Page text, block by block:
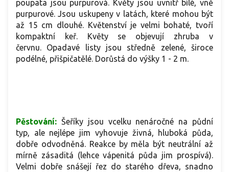
poupata jsou purpurová. Květy jsou uvnitř bílé, vně
purpurové. Jsou uskupeny v latách, které mohou být
až 15 cm dlouhé. Květenství je velmi bohaté, tvoří
kompaktní keř. Květy se objevují zhruba v
červnu. Opadavé listy jsou středně zelené, široce
podélné, přišpičatělé. Dorůstá do výšky 1 - 2 m.
Pěstování: Šeříky jsou vcelku nenáročné na půdní
typ, ale nejlépe jim vyhovuje živná, hluboká půda,
dobře odvodněná. Reakce by měla být neutrální až
mírně zásaditá (lehce vápenitá půda jim prospívá).
Velmi dobře snášejí řez do starého dřeva, snadno